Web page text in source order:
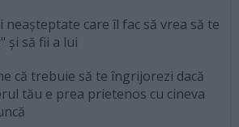
neașteptate care îl fac să vrea să te
și să fii a lui
că trebuie să te îngrijorezi dacă
tău e prea prietenos cu cineva